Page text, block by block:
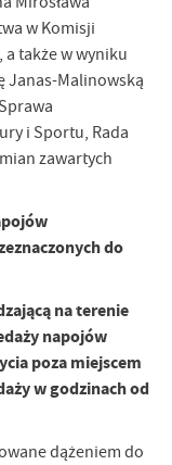
w Komisji
także w wyniku
Janas-Malinowską
i Sportu, Rada
zawartych
do
na terenie
napojów
poza miejscem
w godzinach od
dążeniem do